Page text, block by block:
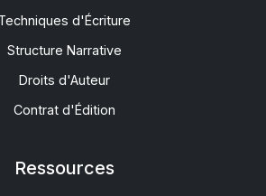
d'Écriture
Structure Narrative
Droits d'Auteur
Contrat d'Édition
Ressources